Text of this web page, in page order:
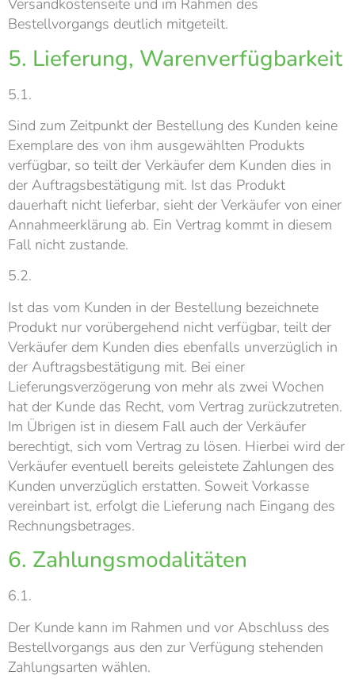
Versandkostenseite und im Rahmen des
Bestellvorgangs deutlich mitgeteilt.
5. Lieferung, Warenverfügbarkeit
5.1.
Sind zum Zeitpunkt der Bestellung des Kunden keine
Exemplare des von ihm ausgewählten Produkts
verfügbar, so teilt der Verkäufer dem Kunden dies in
der Auftragsbestätigung mit. Ist das Produkt
dauerhaft nicht lieferbar, sieht der Verkäufer von einer
Annahmeerklärung ab. Ein Vertrag kommt in diesem
Fall nicht zustande.
5.2.
Ist das vom Kunden in der Bestellung bezeichnete
Produkt nur vorübergehend nicht verfügbar, teilt der
Verkäufer dem Kunden dies ebenfalls unverzüglich in
der Auftragsbestätigung mit. Bei einer
Lieferungsverzögerung von mehr als zwei Wochen
hat der Kunde das Recht, vom Vertrag zurückzutreten.
Im Übrigen ist in diesem Fall auch der Verkäufer
berechtigt, sich vom Vertrag zu lösen. Hierbei wird der
Verkäufer eventuell bereits geleistete Zahlungen des
Kunden unverzüglich erstatten. Soweit Vorkasse
vereinbart ist, erfolgt die Lieferung nach Eingang des
Rechnungsbetrages.
6. Zahlungsmodalitäten
6.1.
Der Kunde kann im Rahmen und vor Abschluss des
Bestellvorgangs aus den zur Verfügung stehenden
Zahlungsarten wählen.